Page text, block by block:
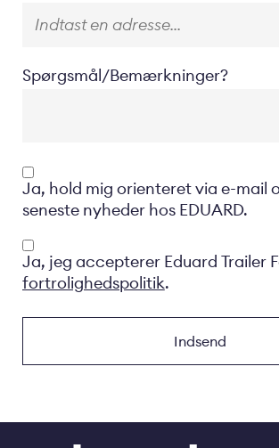
Spørgsmål/Bemærkninger?
Opt-
in
Ja, hold mig orienteret via e-mail
seneste nyheder hos EDUARD.
Privacyverklaring
Ja, jeg accepterer Eduard Trailer
fortrolighedspolitik.